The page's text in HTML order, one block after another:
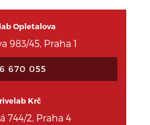
Opletalova
983/45, Praha 1
670 055
Krč
744/2, Praha 4